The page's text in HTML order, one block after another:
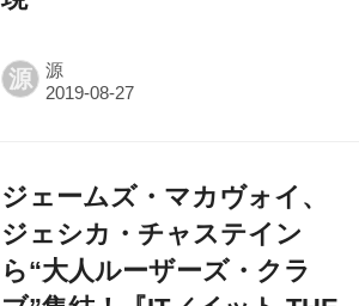
源
ら“大人ルーザーズ・クラ
ブ”集結！『​IT／イット THE
END “それ”が見えたら、終